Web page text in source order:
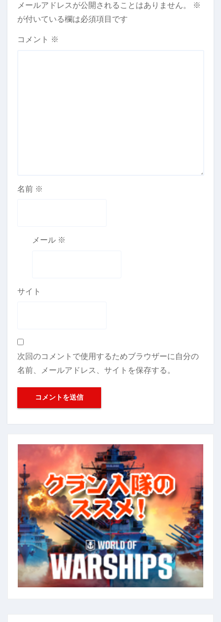
メールアドレスが公開されることはありません。
※
が付いている欄は必須項目です
コメント ※
名前 ※
メール ※
サイト
次回のコメントで使用するためブラウザーに自分の
名前、メールアドレス、サイトを保存する。